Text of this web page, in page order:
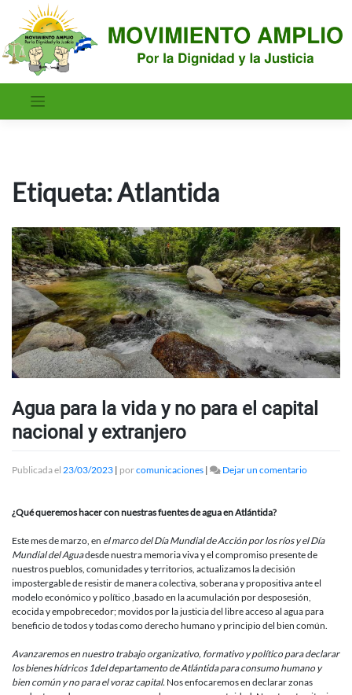
contenido
Etiqueta:Atlantida
Agua para la vida y no para el capital
nacional y extranjero
Publicada el 23/03/2023 | porcomunicaciones | Dejar un comentarioen
y
no
el
capital
nacional
y
¿Qué queremos hacer con nuestras fuentes de agua en Atlántida?
Este mes de marzo, en el marco del Día Mundial de Acción por los ríos y el Día
Mundial del Aguadesde nuestra memoria viva y el compromiso presente de
nuestros pueblos, comunidades y territorios, actualizamos la decisión
impostergable de resistir de manera colectiva, soberana y propositiva ante el
modelo económico y político ,basado en la acumulación por desposesión,
ecocida y empobrecedor; movidos por la justicia del libre acceso al agua para
beneficio de todos y todas como derecho humano y principio del bien común.
Avanzaremos en nuestro trabajo organizativo, formativo y político para declarar
los bienes hídricos 1del departamento de Atlántida para consumo humano y
bien común y no para el voraz capital. Nos enfocaremos en declarar zonas